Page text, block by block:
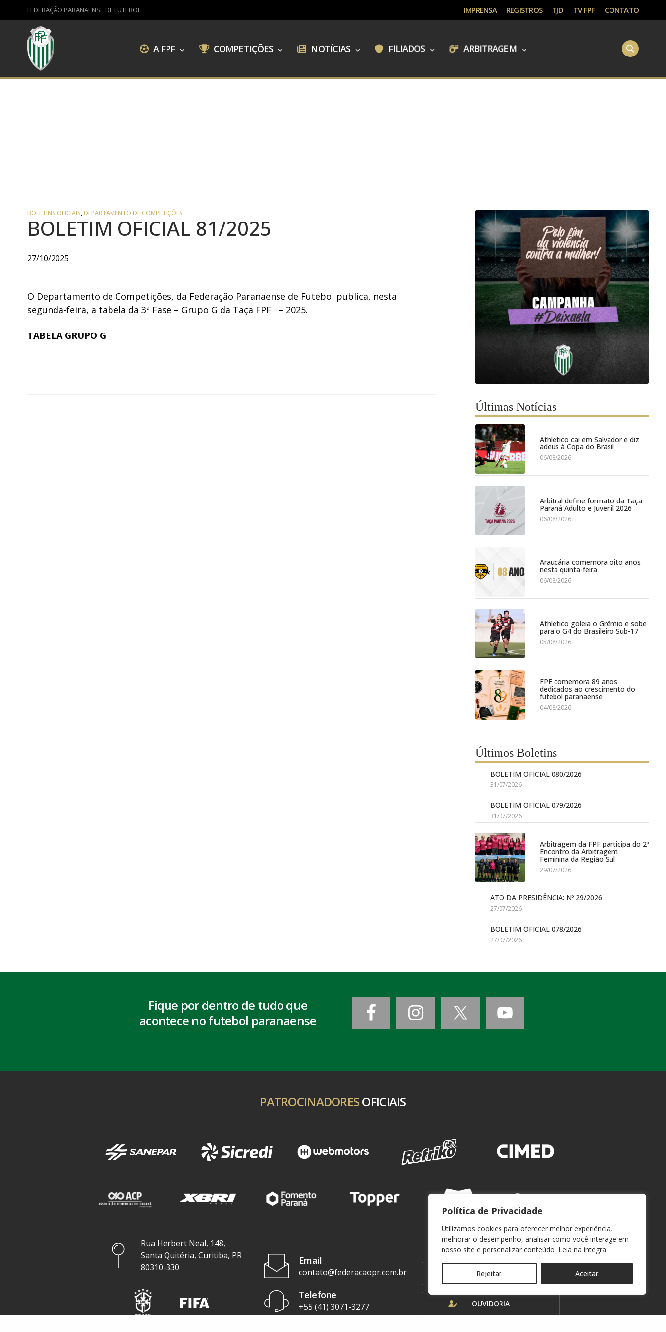
Política de Privacidade
Utilizamos cookies para oferecer melhor experiência,
melhorar o desempenho, analisar como você interage em
nosso site e personalizar conteúdo. Leia na íntegra
Rejeitar Aceitar
FEDERAÇÃO PARANAENSE DE FUTEBOL IMPRENSA REGISTROS TJD TV FPF CONTATO
A FPF COMPETIÇÕES NOTÍCIAS FILIADOS ARBITRAGEM
BOLETINS OFICIAIS,DEPARTAMENTO DE COMPETIÇÕES
BOLETIM OFICIAL 81/2025
27/10/2025
O Departamento de Competições, da Federação Paranaense de Futebol publica, nesta
segunda-feira, a tabela da 3ª Fase – Grupo G da Taça FPF – 2025.
TABELA GRUPO G
Últimas Notícias
Athletico cai em Salvador e diz
adeus à Copa do Brasil
06/08/2026
Arbitral define formato da Taça
Paraná Adulto e Juvenil 2026
06/08/2026
Araucária comemora oito anos
nesta quinta-feira
06/08/2026
Athletico goleia o Grêmio e sobe
para o G4 do Brasileiro Sub-17
05/08/2026
FPF comemora 89 anos
dedicados ao crescimento do
futebol paranaense
04/08/2026
Últimos Boletins
BOLETIM OFICIAL 080/2026
31/07/2026
BOLETIM OFICIAL 079/2026
31/07/2026
Arbitragem da FPF participa do 2º
Encontro da Arbitragem
Feminina da Região Sul
29/07/2026
ATO DA PRESIDÊNCIA: Nº 29/2026
27/07/2026
BOLETIM OFICIAL 078/2026
27/07/2026
Fique por dentro de tudo que
acontece no futebol paranaense
PATROCINADORESOFICIAIS
Rua Herbert Neal, 148,
Santa Quitéria, Curitiba, PR
80310-330
Email
contato@federacaopr.com.br
Telefone
+55 (41) 3071-3277
WEBMAIL
OUVIDORIA